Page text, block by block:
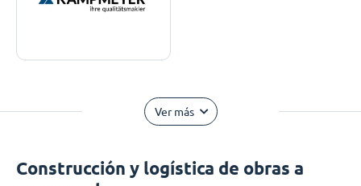
Ver más
Construcción y logística de obras a